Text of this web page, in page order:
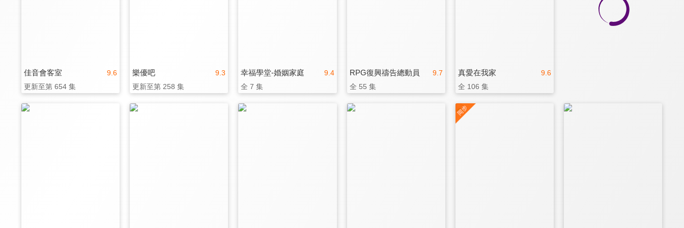
9.6
佳音會客室
更新至第 654 集
9.3
樂優吧
更新至第 258 集
9.4
幸福學堂-婚姻家庭
全 7 集
9.7
RPG復興禱告總動員
全 55 集
9.6
真愛在我家
全 106 集